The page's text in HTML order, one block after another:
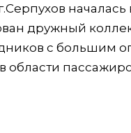
началась
дружный
с большим